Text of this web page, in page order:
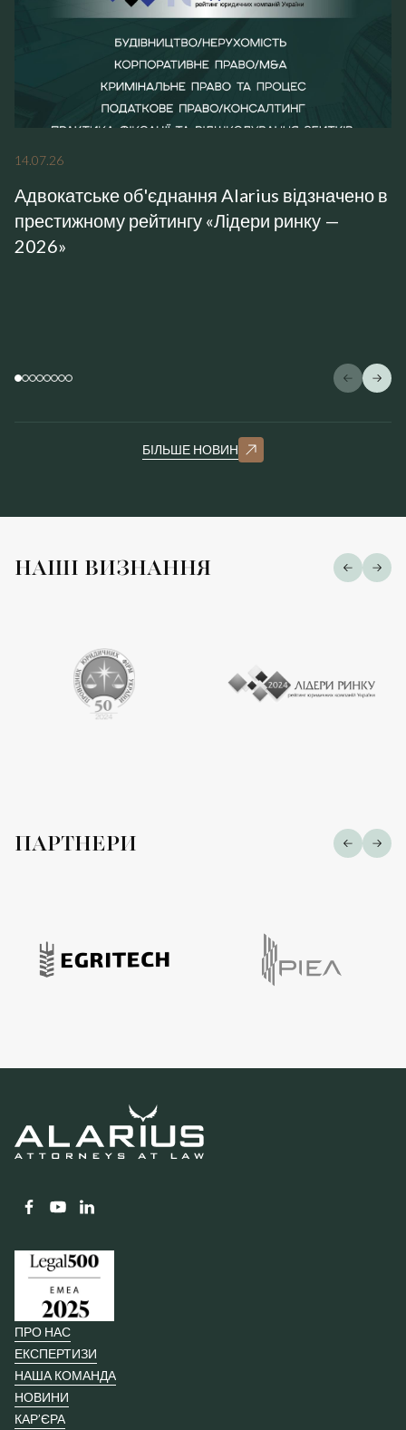
14.07.26
Адвокатське об'єднання Alarius відзначено в
престижному рейтингу «Лідери ринку —
2026»
БІЛЬШЕ НОВИН
НАШІ ВИЗНАННЯ
ПАРТНЕРИ
ПРО НАС
ЕКСПЕРТИЗИ
НАША КОМАНДА
НОВИНИ
КАР’ЄРА